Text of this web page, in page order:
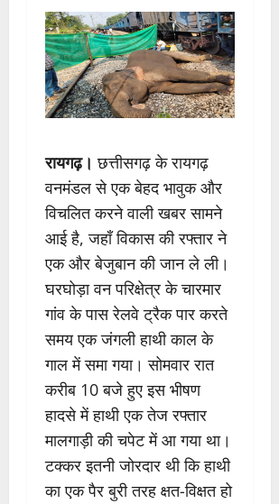
रायगढ़। छत्तीसगढ़ के रायगढ़
वनमंडल से एक बेहद भावुक और
विचलित करने वाली खबर सामने
आई है, जहाँ विकास की रफ्तार ने
एक और बेजुबान की जान ले ली।
घरघोड़ा वन परिक्षेत्र के चारमार
गांव के पास रेलवे ट्रैक पार करते
समय एक जंगली हाथी काल के
गाल में समा गया। सोमवार रात
करीब 10 बजे हुए इस भीषण
हादसे में हाथी एक तेज रफ्तार
मालगाड़ी की चपेट में आ गया था।
टक्कर इतनी जोरदार थी कि हाथी
का एक पैर बुरी तरह क्षत-विक्षत हो